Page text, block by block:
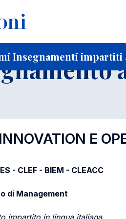
Insegnamenti impartiti
iscritti
E
- CLEF - BIEM - CLEACC
di Management
impartito in lingua italiana